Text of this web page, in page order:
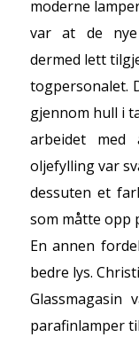
moderne
var at de
dermed lett
togpersonalet.
gjennom hull i
arbeidet
oljefylling var
dessuten et
som måtte opp
En annen
bedre lys.
Glassmagasin
parafinlamper